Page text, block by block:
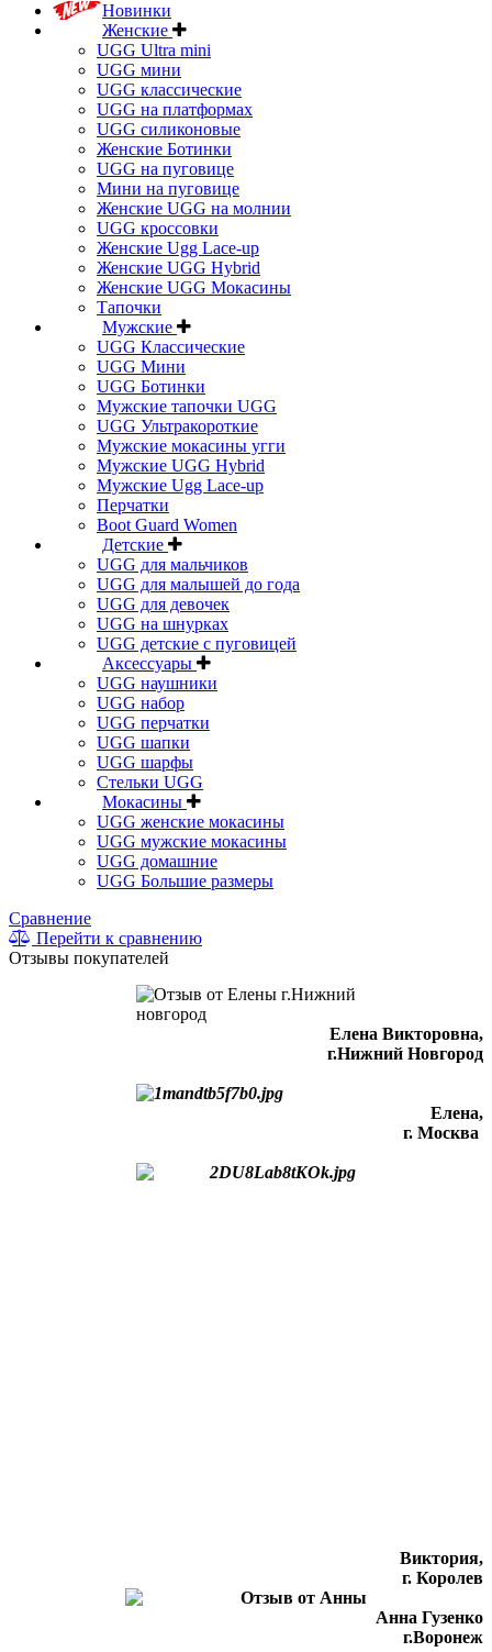
Новинки
Женские
UGG Ultra mini
UGG мини
UGG классические
UGG на платформах
UGG силиконовые
Женские Ботинки
UGG на пуговице
Мини на пуговице
Женские UGG на молнии
UGG кроссовки
Женские Ugg Lace-up
Женские UGG Hybrid
Женские UGG Мокасины
Тапочки
Мужские
UGG Классические
UGG Мини
UGG Ботинки
Мужские тапочки UGG
UGG Ультракороткие
Мужские мокасины угги
Мужские UGG Hybrid
Мужские Ugg Lace-up
Перчатки
Boot Guard Women
Детские
UGG для мальчиков
UGG для малышей до года
UGG для девочек
UGG на шнурках
UGG детские с пуговицей
Аксессуары
UGG наушники
UGG набор
UGG перчатки
UGG шапки
UGG шарфы
Стельки UGG
Мокасины
UGG женские мокасины
UGG мужские мокасины
UGG домашние
UGG Большие размеры
Сравнение
Перейти к сравнению
Отзывы покупателей
Елена Викторовна,
г.Нижний Новгород
Елена,
г. Москва
Виктория,
г. Королев
Анна Гузенко
г.Воронеж